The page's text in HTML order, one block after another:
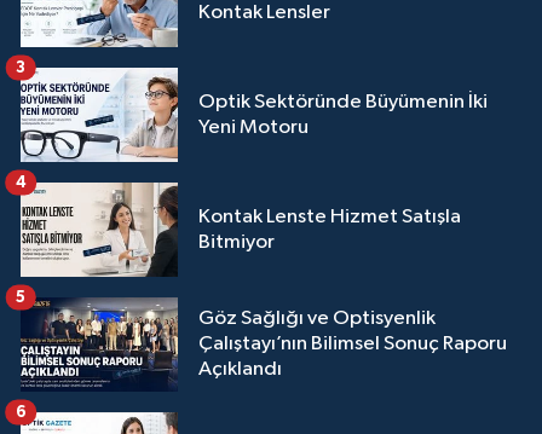
Kontak Lensler
Optik Sektöründe Büyümenin İki
Yeni Motoru
3
Kontak Lenste Hizmet Satışla
Bitmiyor
4
Göz Sağlığı ve Optisyenlik
Çalıştayı’nın Bilimsel Sonuç Raporu
Açıklandı
5
6